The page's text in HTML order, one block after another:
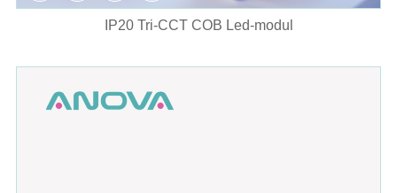
IP20 Tri-CCT COB Led-modul